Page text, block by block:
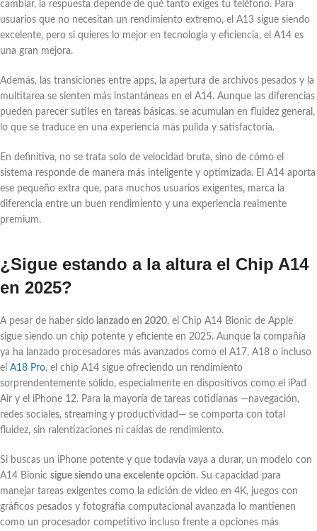
cambiar, la respuesta depende de qué tanto exiges tu teléfono. Para
usuarios que no necesitan un rendimiento extremo, el A13 sigue siendo
excelente, pero si quieres lo mejor en tecnología y eficiencia, el A14 es
una gran mejora.
Además, las transiciones entre apps, la apertura de archivos pesados y la
multitarea se sienten más instantáneas en el A14. Aunque las diferencias
pueden parecer sutiles en tareas básicas, se acumulan en fluidez general,
lo que se traduce en una experiencia más pulida y satisfactoria.
En definitiva, no se trata solo de velocidad bruta, sino de cómo el
sistema responde de manera más inteligente y optimizada. El A14 aporta
ese pequeño extra que, para muchos usuarios exigentes, marca la
diferencia entre un buen rendimiento y una experiencia realmente
premium.
¿Sigue estando a la altura el Chip A14
en 2025?
A pesar de haber sido lanzado en 2020, el Chip A14 Bionic de Apple
sigue siendo un chip potente y eficiente en 2025. Aunque la compañía
ya ha lanzado procesadores más avanzados como el A17, A18 o incluso
el A18 Pro, el chip A14 sigue ofreciendo un rendimiento
sorprendentemente sólido, especialmente en dispositivos como el iPad
Air y el iPhone 12. Para la mayoría de tareas cotidianas —navegación,
redes sociales, streaming y productividad— se comporta con total
fluidez, sin ralentizaciones ni caídas de rendimiento.
Si buscas un iPhone potente y que todavía vaya a durar, un modelo con
A14 Bionic sigue siendo una excelente opción. Su capacidad para
manejar tareas exigentes como la edición de video en 4K, juegos con
gráficos pesados y fotografía computacional avanzada lo mantienen
como un procesador competitivo incluso frente a opciones más